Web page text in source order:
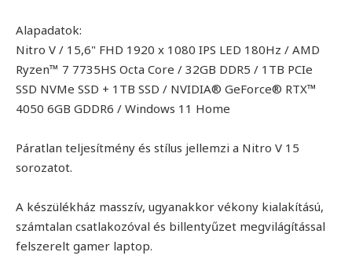
Alapadatok:
Nitro V / 15,6" FHD 1920 x 1080 IPS LED 180Hz / AMD
Ryzen™ 7 7735HS Octa Core / 32GB DDR5 / 1TB PCIe
SSD NVMe SSD + 1TB SSD / NVIDIA® GeForce® RTX™
4050 6GB GDDR6 / Windows 11 Home
Páratlan teljesítmény és stílus jellemzi a Nitro V 15
sorozatot.
A készülékház masszív, ugyanakkor vékony kialakítású,
számtalan csatlakozóval és billentyűzet megvilágítással
felszerelt gamer laptop.